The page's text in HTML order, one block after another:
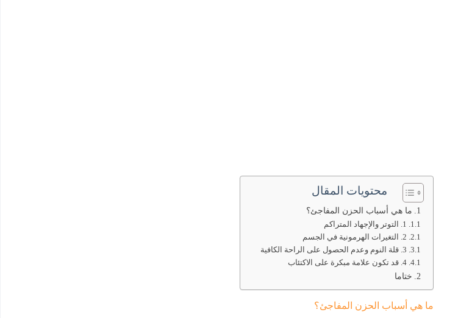
محتويات المقال
ما هي أسباب الحزن المفاجئ؟
1. التوتر والإجهاد المتراكم
2. التغيرات الهرمونية في الجسم
3. قلة النوم وعدم الحصول على الراحة الكافية
4. قد تكون علامة مبكرة على الاكتئاب
ختاما
ما هي أسباب الحزن المفاجئ؟